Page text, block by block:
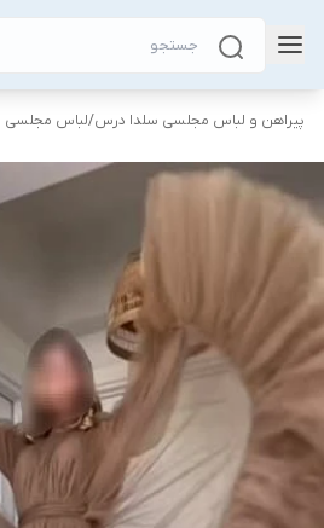
پیراهن و لباس مجلسی سلدا درس/لباس مجلسی